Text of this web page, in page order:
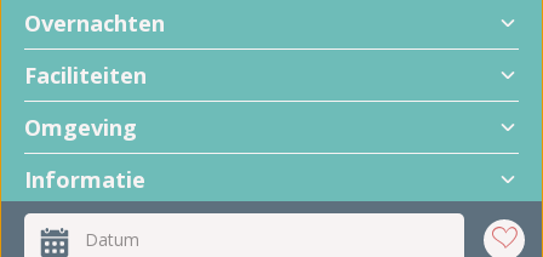
+
−
Datum
Overnachten
Faciliteiten
Omgeving
Informatie